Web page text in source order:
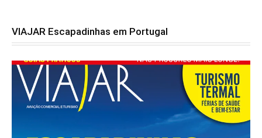
VIAJAR Escapadinhas em Portugal